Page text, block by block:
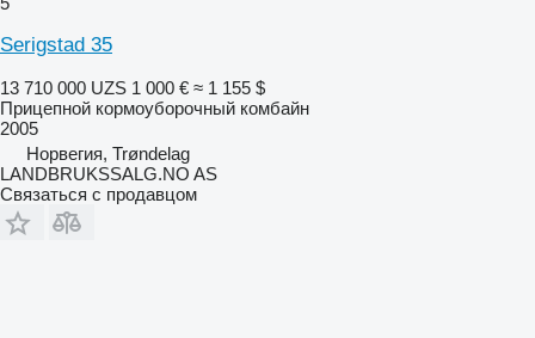
Serigstad 35
13 710 000 UZS 1 000 € ≈ 1 155 $
Прицепной кормоуборочный комбайн
2005
Норвегия, Trøndelag
LANDBRUKSSALG.NO AS
Связаться с продавцом